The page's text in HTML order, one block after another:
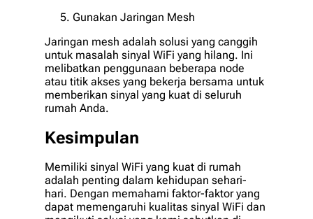
Gunakan Jaringan Mesh
Jaringan mesh adalah solusi yang canggih
untuk masalah sinyal WiFi yang hilang. Ini
melibatkan penggunaan beberapa node
atau titik akses yang bekerja bersama untuk
memberikan sinyal yang kuat di seluruh
rumah Anda.
Kesimpulan
Memiliki sinyal WiFi yang kuat di rumah
adalah penting dalam kehidupan sehari-
hari. Dengan memahami faktor-faktor yang
dapat memengaruhi kualitas sinyal WiFi dan